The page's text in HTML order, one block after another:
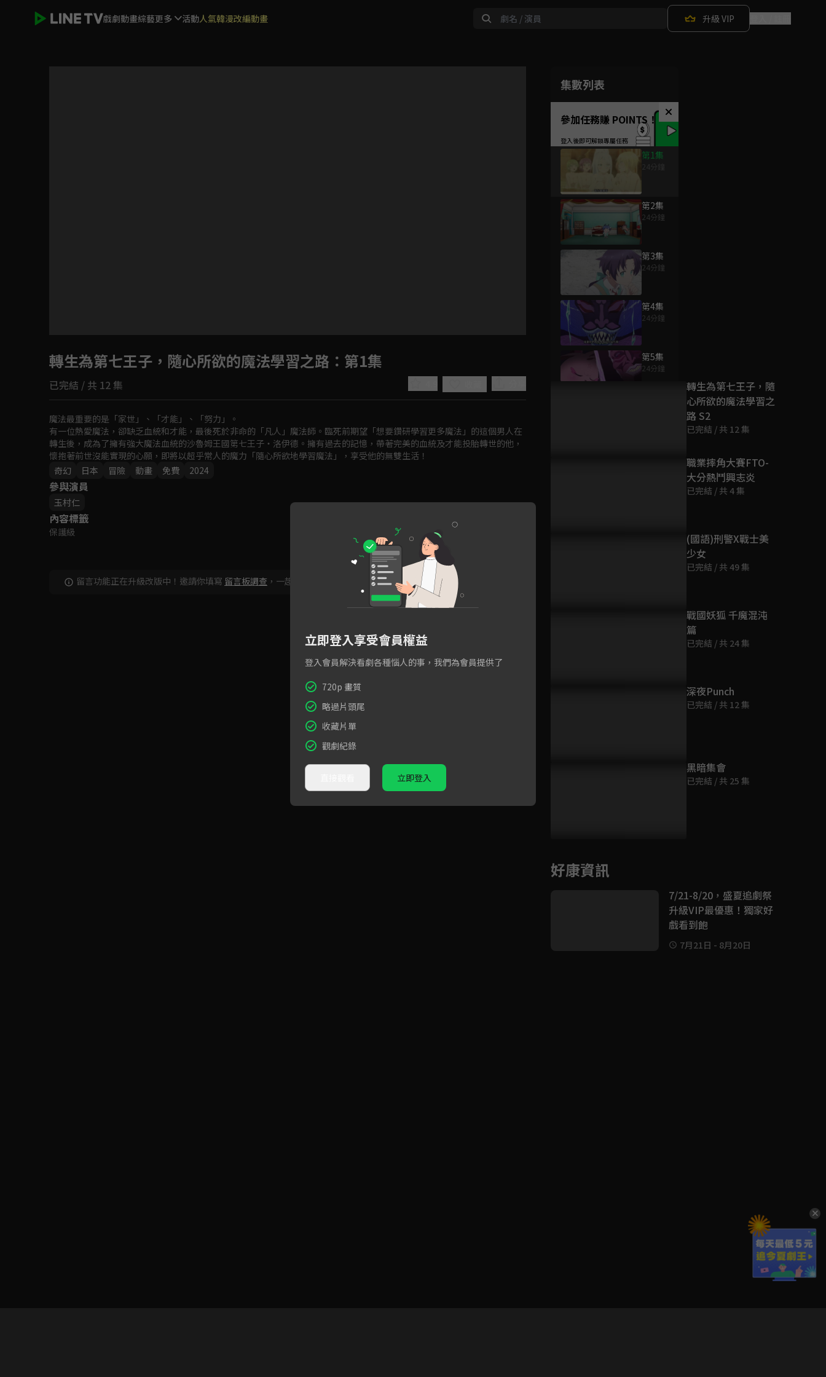
戲劇動畫綜藝更多 活動人氣韓漫改編動畫 升級 VIP
如有不便請見諒
集數列表
參加任務賺 POINTS！
第1集
第2集
24分鐘
第3集
24分鐘
第4集
24分鐘
第5集
24分鐘
轉生為第七王子，隨心所欲的魔法學習之路 ：第1集
已完結 / 共 12 集
魔法最重要的是「家世」、「才能」、「努力」。
有一位熱愛魔法，卻缺乏血統和才能，最後死於非命的「凡人」魔法師。臨死前期望「想要鑽研學習更多魔法」的這個男人在
轉生後，成為了擁有強大魔法血統的沙魯姆王國第七王子・洛伊德。擁有過去的記憶，帶著完美的血統及才能投胎轉世的他，
懷抱著前世沒能實現的心願，即將以超乎常人的魔力「隨心所欲地學習魔法」，享受他的無雙生活！
奇幻
日本 冒險 動畫 免費 2024
參與演員
玉村仁
內容標籤
保護級
留言功能正在升級改版中！邀請你填寫 留言板調查 ，一起共創新版留言功能！
為您推薦
轉生為第七王子，隨
心所欲的魔法學習之
路 S2
已完結 / 共 12 集
職業摔角大賽FTO-
大分熱鬥興志炎
已完結 / 共 4 集
(國語)刑警X戰士美
少女
已完結 / 共 49 集
戰國妖狐 千魔混沌
篇
已完結 / 共 24 集
深夜Punch
已完結 / 共 12 集
黑暗集會
已完結 / 共 25 集
好康資訊
7/21-8/20，盛夏追劇祭
升級VIP最優惠！獨家好
戲看到飽
7月21日 - 8月20日
立即登入享受會員權益
登入會員解決看劇各種惱人的事，我們為會員提供了
720p 畫質
略過片頭尾
收藏片單
觀劇紀錄
立即登入